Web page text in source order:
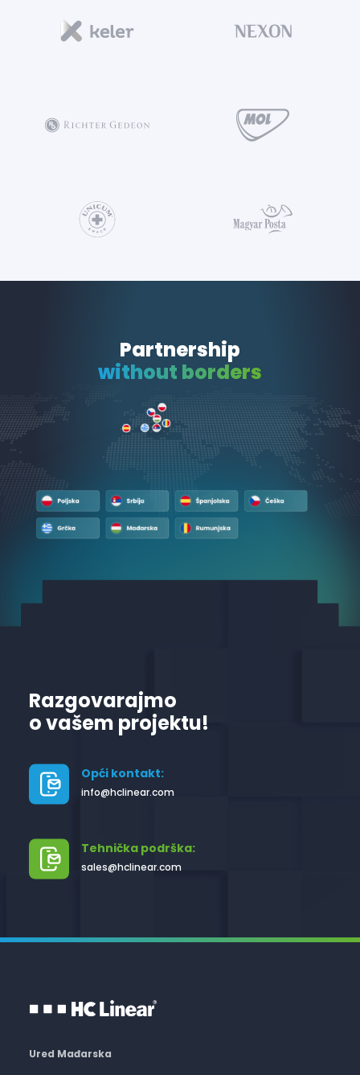
Partnership
without borders
Razgovarajmo
o vašem projektu!
Opći kontakt:
info@hclinear.com
Tehnička podrška:
sales@hclinear.com
Ured Mađarska